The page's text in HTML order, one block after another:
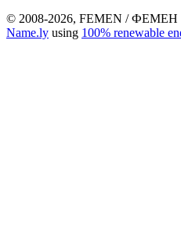
© 2008-2026, FEMEN / ФЕМЕН
Name.ly using 100% renewable